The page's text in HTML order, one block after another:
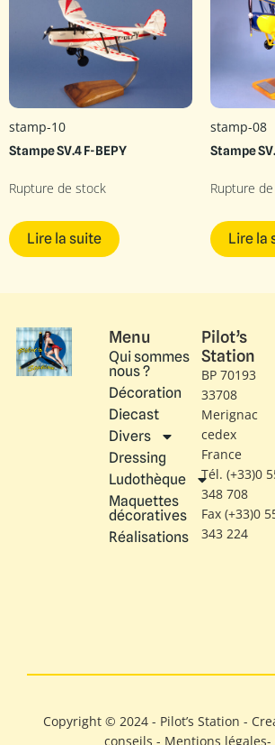
stamp-10
Stampe SV.4 F-BEPY
Rupture de stock
Lire la suite
stamp-08
Stampe
Rupture
Lire la
Menu
Qui sommes
nous ?
Décoration
Diecast
Divers
Dressing
Ludothèque
Maquettes
décoratives
Réalisations
Pilot’s
Station
BP 70193
33708
Merignac
cedex
France
Tél. (+33)0
348 708
Fax (+33)0
343 224
Copyright © 2024 - Pilot’s Station -
conseils - Mentions légales-